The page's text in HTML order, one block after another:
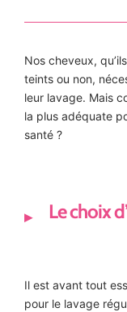
Nos cheveux,
teints ou non,
leur lavage. Mais
la plus adéquate
santé ?
Le choix
Il est avant tout
pour le lavage